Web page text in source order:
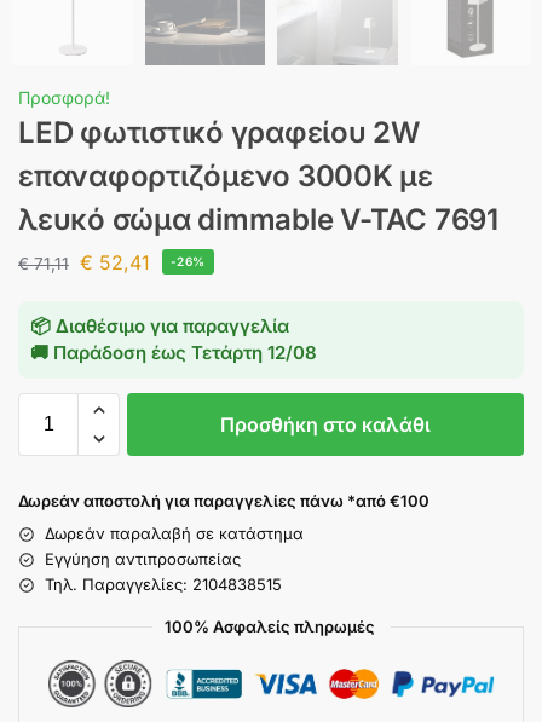
Προσφορά!
LED φωτιστικό γραφείου 2W
επαναφορτιζόμενο 3000Κ με
λευκό σώμα dimmable V-TAC 7691
€71,11 € 52,41 -26%
📦 Διαθέσιμο για παραγγελία
🚚 Παράδοση έως Τετάρτη 12/08
Προσθήκη στο καλάθι
Δωρεάν αποστολή για παραγγελίες πάνω *από €100
Δωρεάν παραλαβή σε κατάστημα
Εγγύηση αντιπροσωπείας
Τηλ. Παραγγελίες: 2104838515
100% Ασφαλείς πληρωμές